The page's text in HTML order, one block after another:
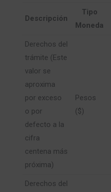
Descripción
Tipo
Moneda
Derechos del
trámite (Este
valor se
aproxima
por exceso
o por
defecto a la
cifra
centena más
próxima)
Pesos
($)
Derechos del